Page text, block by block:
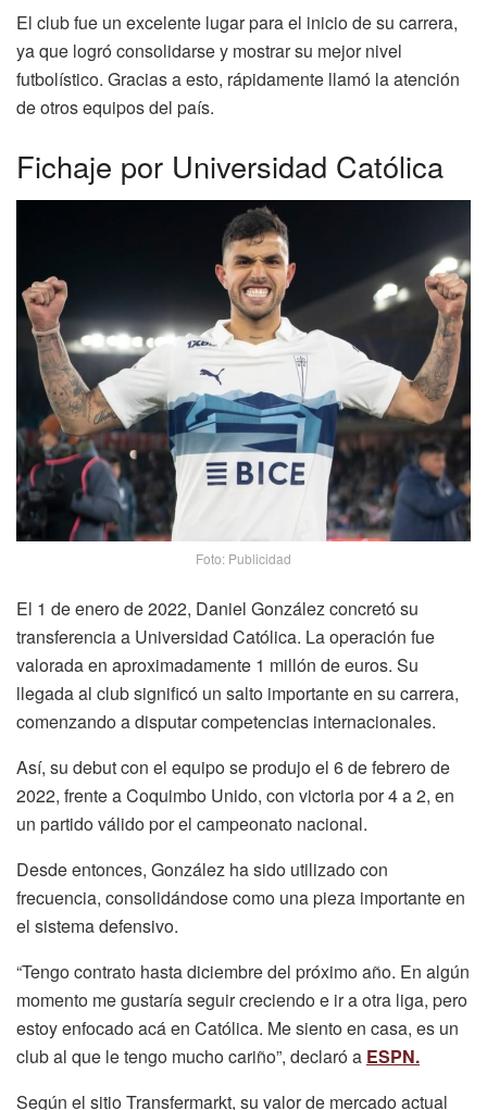
El club fue un excelente lugar para el inicio de su carrera,
ya que logró consolidarse y mostrar su mejor nivel
futbolístico. Gracias a esto, rápidamente llamó la atención
de otros equipos del país.
Fichaje por Universidad Católica
Foto: Publicidad
El 1 de enero de 2022, Daniel González concretó su
transferencia a Universidad Católica. La operación fue
valorada en aproximadamente 1 millón de euros. Su
llegada al club significó un salto importante en su carrera,
comenzando a disputar competencias internacionales.
Así, su debut con el equipo se produjo el 6 de febrero de
2022, frente a Coquimbo Unido, con victoria por 4 a 2, en
un partido válido por el campeonato nacional.
Desde entonces, González ha sido utilizado con
frecuencia, consolidándose como una pieza importante en
el sistema defensivo.
“Tengo contrato hasta diciembre del próximo año. En algún
momento me gustaría seguir creciendo e ir a otra liga, pero
estoy enfocado acá en Católica. Me siento en casa, es un
club al que le tengo mucho cariño”, declaró a ESPN.
Según el sitio Transfermarkt, su valor de mercado actual